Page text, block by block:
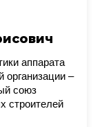
аппарата
организации –
союз
строителей